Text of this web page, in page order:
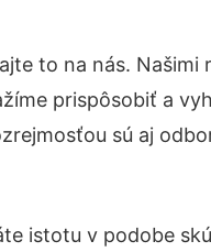
to na nás.
prispôsobiť a
sú aj
istotu v podobe